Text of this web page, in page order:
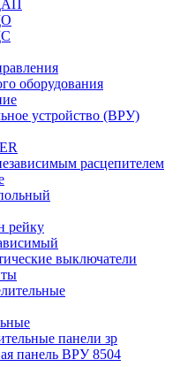
оборудования
устройство (ВРУ)
расцепителем
рейку
выключатели
панели зр
панель ВРУ 8504